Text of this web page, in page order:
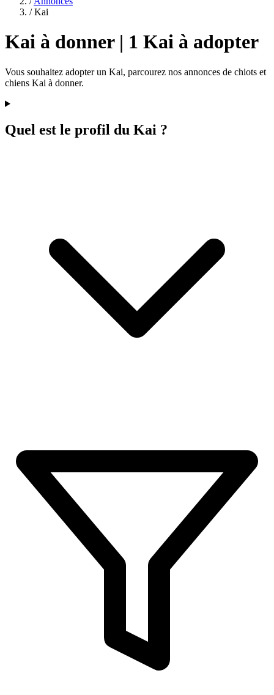
/ Kai
Kai à donner | 1 Kai à adopter
Vous souhaitez adopter un Kai, parcourez nos annonces de chiots et
chiens Kai à donner.
Quel est le profil du Kai ?